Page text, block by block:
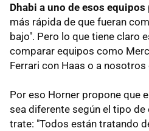
Dhabi a uno de esos equipos
más rápida de que fueran
bajo". Pero lo que tiene claro
comparar equipos como
Ferrari con Haas o a nosotros
Por eso Horner propone que
sea diferente según el tipo de
trate: "Todos están tratando